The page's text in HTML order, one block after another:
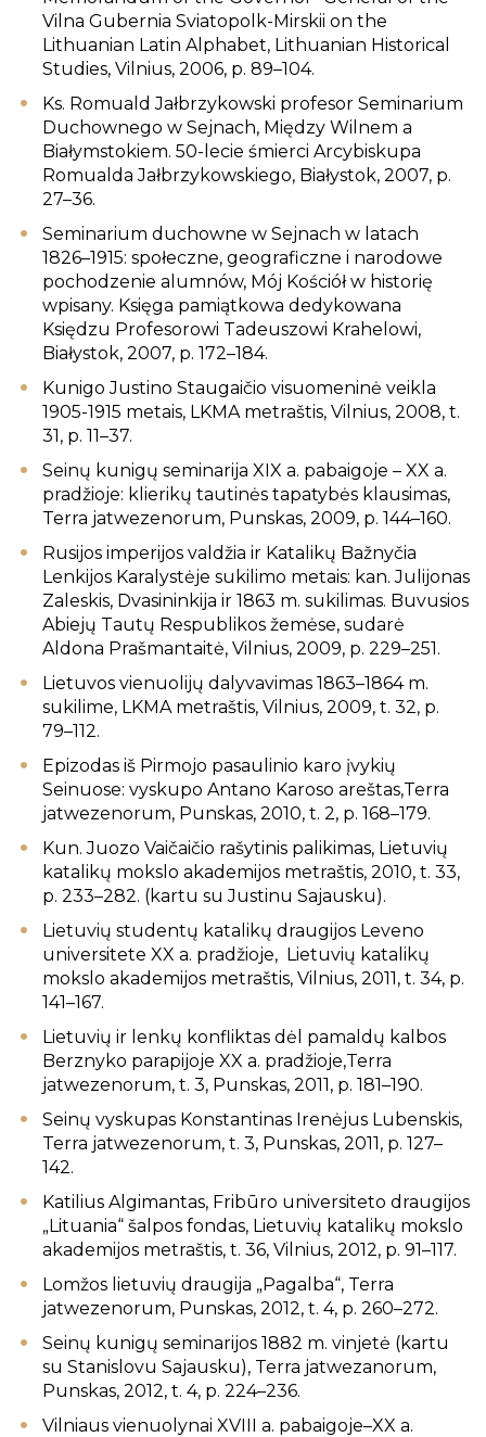
Vilna Gubernia Sviatopolk-Mirskii on the
Lithuanian Latin Alphabet, Lithuanian Historical
Studies, Vilnius, 2006, p. 89–104.
Ks. Romuald Jałbrzykowski profesor Seminarium
Duchownego w Sejnach, Między Wilnem a
Białymstokiem. 50-lecie śmierci Arcybiskupa
Romualda Jałbrzykowskiego, Białystok, 2007, p.
27–36.
Seminarium duchowne w Sejnach w latach
1826–1915: społeczne, geograficzne i narodowe
pochodzenie alumnów, Mój Kościół w historię
wpisany. Księga pamiątkowa dedykowana
Księdzu Profesorowi Tadeuszowi Krahelowi,
Białystok, 2007, p. 172–184.
Kunigo Justino Staugaičio visuomeninė veikla
1905-1915 metais, LKMA metraštis, Vilnius, 2008, t.
31, p. 11–37.
Seinų kunigų seminarija XIX a. pabaigoje – XX a.
pradžioje: klierikų tautinės tapatybės klausimas,
Terra jatwezenorum, Punskas, 2009, p. 144–160.
Rusijos imperijos valdžia ir Katalikų Bažnyčia
Lenkijos Karalystėje sukilimo metais: kan. Julijonas
Zaleskis, Dvasininkija ir 1863 m. sukilimas. Buvusios
Abiejų Tautų Respublikos žemėse, sudarė
Aldona Prašmantaitė, Vilnius, 2009, p. 229–251.
Lietuvos vienuolijų dalyvavimas 1863–1864 m.
sukilime, LKMA metraštis, Vilnius, 2009, t. 32, p.
79–112.
Epizodas iš Pirmojo pasaulinio karo įvykių
Seinuose: vyskupo Antano Karoso areštas,Terra
jatwezenorum, Punskas, 2010, t. 2, p. 168–179.
Kun. Juozo Vaičaičio rašytinis palikimas, Lietuvių
katalikų mokslo akademijos metraštis, 2010, t. 33,
p. 233–282. (kartu su Justinu Sajausku).
Lietuvių studentų katalikų draugijos Leveno
universitete XX a. pradžioje, Lietuvių katalikų
mokslo akademijos metraštis, Vilnius, 2011, t. 34, p.
141–167.
Lietuvių ir lenkų konfliktas dėl pamaldų kalbos
Berznyko parapijoje XX a. pradžioje,Terra
jatwezenorum, t. 3, Punskas, 2011, p. 181–190.
Seinų vyskupas Konstantinas Irenėjus Lubenskis,
Terra jatwezenorum, t. 3, Punskas, 2011, p. 127–
142.
Katilius Algimantas, Fribūro universiteto draugijos
„Lituania“ šalpos fondas, Lietuvių katalikų mokslo
akademijos metraštis, t. 36, Vilnius, 2012, p. 91–117.
Lomžos lietuvių draugija „Pagalba“, Terra
jatwezenorum, Punskas, 2012, t. 4, p. 260–272.
Seinų kunigų seminarijos 1882 m. vinjetė (kartu
su Stanislovu Sajausku), Terra jatwezanorum,
Punskas, 2012, t. 4, p. 224–236.
Vilniaus vienuolynai XVIII a. pabaigoje–XX a.